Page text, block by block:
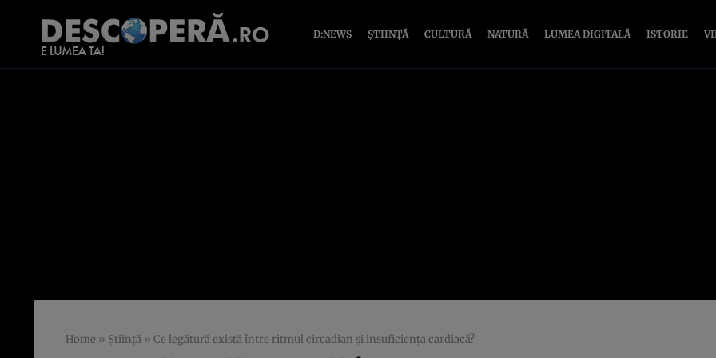
D:NEWS ȘTIINȚĂ CULTURĂ NATURĂ LUMEA DIGITALĂ ISTORIE
Home » Știință » Ce legătură există între ritmul circadian și insuficiența cardiacă?